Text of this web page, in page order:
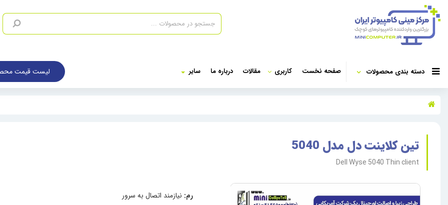
دسته بندی محصولات صفحه نخست کاربری مقالات درباره ما سایر لیست قیمت
تین کلاینت دل مدل 5040
Dell Wyse 5040 Thin client
رم: نیازمند اتصال به سرور